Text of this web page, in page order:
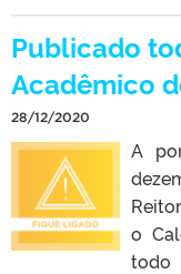
Publicado
Acadêmico
28/12/2020
A
o
todo